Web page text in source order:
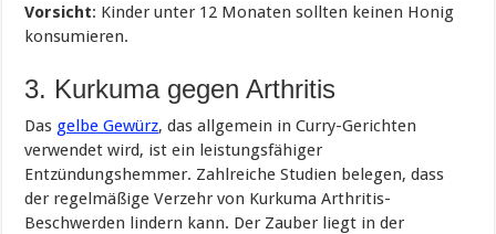
Vorsicht: Kinder unter 12 Monaten sollten keinen Honig
konsumieren.
3. Kurkuma gegen Arthritis
Das gelbe Gewürz, das allgemein in Curry-Gerichten
verwendet wird, ist ein leistungsfähiger
Entzündungshemmer. Zahlreiche Studien belegen, dass
der regelmäßige Verzehr von Kurkuma Arthritis-
Beschwerden lindern kann. Der Zauber liegt in der